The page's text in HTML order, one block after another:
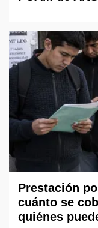
Prestación
cuánto se
quiénes